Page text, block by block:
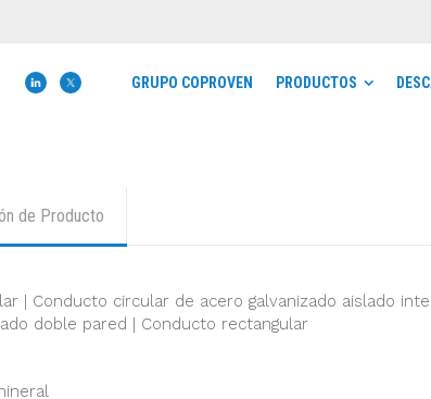
GRUPO COPROVEN PRODUCTOS
de Producto
| Conducto circular de acero galvanizado aislado
doble pared | Conducto rectangular